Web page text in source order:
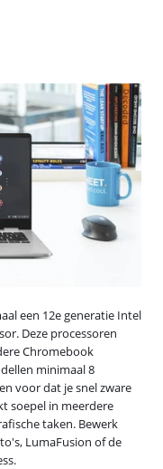
een 12e generatie Intel
Deze processoren
Chromebook
minimaal 8
voor dat je snel zware
soepel in meerdere
taken. Bewerk
LumaFusion of de